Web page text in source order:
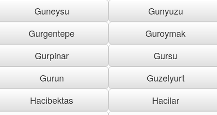
Guneysu
Gunyuzu
Gurgentepe
Guroymak
Gurpinar
Gursu
Gurun
Guzelyurt
Hacibektas
Hacilar